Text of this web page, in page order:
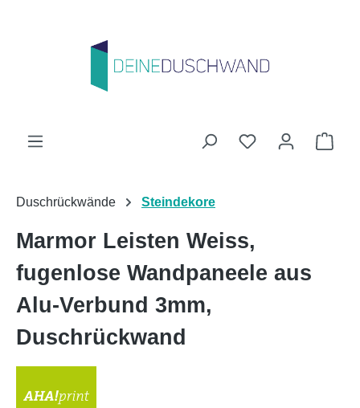
Du hast 0
Duschrückwände Steindekore
Marmor Leisten Weiss,
fugenlose Wandpaneele aus
Alu-Verbund 3mm,
Duschrückwand